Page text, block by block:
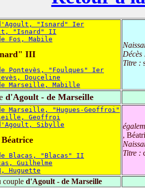
"Isnard" Ier
"Isnard" II
Fos, Mabile
III
Pontevès, "Foulques" Ier
Douceline
Marseille, Mabille
Titre :
d'Agoult - de Marseille
Marseille, "Hugues-Geoffroi"
Geoffroi
Sibylle
Blacas, "Blacas" II
Guilhelme
Huguette
,
Titre :
couple d'Agoult - de Marseille